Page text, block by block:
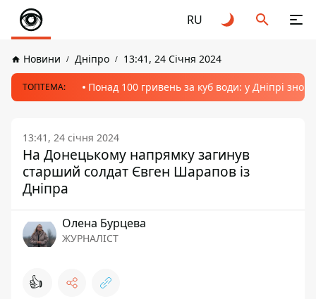
RU
Новини Дніпро 13:41, 24 Січня 2024
ТОПТЕМА: Понад 100 гривень за куб води: у Дніпрі
13:41, 24 січня 2024
На Донецькому напрямку загинув
старший солдат Євген Шарапов із
Дніпра
Олена Бурцева
ЖУРНАЛІСТ
👍